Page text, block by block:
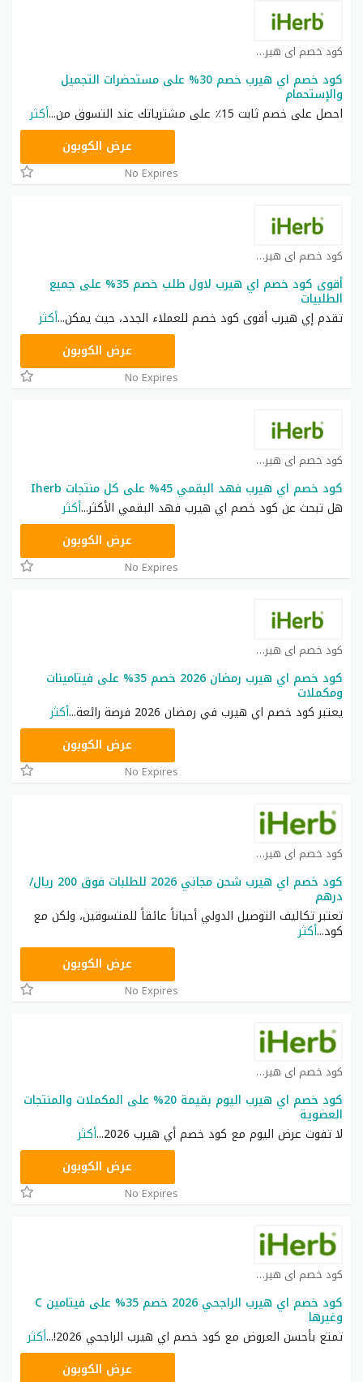
كود خصم اي هيرب كوبون
كود خصم اي هيرب خصم 30% على مستحضرات التجميل
والإستحمام
احصل على خصم ثابت 15٪ على مشترياتك عند التسوق من
...أكثر
OBP3235عرض الكوبون
No Expires
كود خصم اي هيرب كوبون
أقوى كود خصم اي هيرب لاول طلب خصم 35% على جميع
الطلبيات
تقدم إي هيرب أقوى كود خصم للعملاء الجدد، حيث يمكن...أكثر
OBP3235عرض الكوبون
No Expires
كود خصم اي هيرب كوبون
كود خصم اي هيرب فهد البقمي 45% على كل منتجات Iherb
هل تبحث عن كود خصم اي هيرب فهد البقمي الأكثر...أكثر
OBP3235عرض الكوبون
No Expires
كود خصم اي هيرب كوبون
كود خصم اي هيرب رمضان 2026 خصم 35% على فيتامينات
ومكملات
يعتبر كود خصم اي هيرب في رمضان 2026 فرصة رائعة
...أكثر
OBP3235عرض الكوبون
No Expires
كود خصم اي هيرب كوبون
كود خصم اي هيرب شحن مجاني 2026 للطلبات فوق 200 ريال/
درهم
تعتبر تكاليف التوصيل الدولي أحياناً عائقاً للمتسوقين، ولكن مع
كود...أكثر
OBP3235عرض الكوبون
No Expires
كود خصم اي هيرب كوبون
كود خصم اي هيرب اليوم بقيمة 20% على المكملات والمنتجات
العضوية
لا تفوت عرض اليوم مع كود خصم أي هيرب 2026
...أكثر
OBP3235عرض الكوبون
No Expires
كود خصم اي هيرب كوبون
كود خصم اي هيرب الراجحي 2026 خصم 35% على فيتامين C
وغيرها
تمتع بأحسن العروض مع كود خصم اي هيرب الراجحي 2026!
...أكثر
OBP3235عرض الكوبون